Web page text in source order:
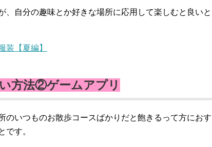
、自分の趣味とか好きな場所に応用して楽しむと良いと
装【夏編】
方法②ゲームアプリ
のいつものお散歩コースばかりだと飽きるって方におす
です。